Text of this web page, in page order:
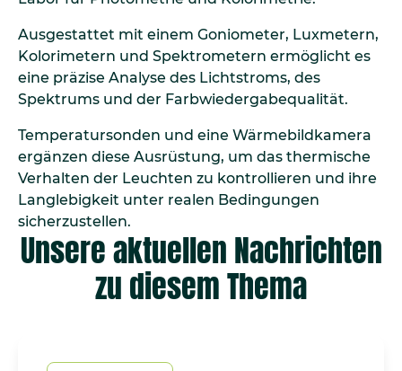
Ausgestattet mit einem Goniometer, Luxmetern,
Kolorimetern und Spektrometern ermöglicht es
eine präzise Analyse des Lichtstroms, des
Spektrums und der Farbwiedergabequalität.
Temperatursonden und eine Wärmebildkamera
ergänzen diese Ausrüstung, um das thermische
Verhalten der Leuchten zu kontrollieren und ihre
Langlebigkeit unter realen Bedingungen
sicherzustellen.
Unsere aktuellen Nachrichten
zu diesem Thema